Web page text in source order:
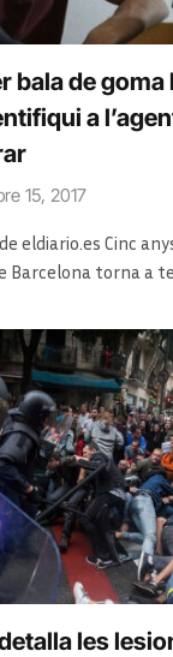
bala de goma
a
15, 2017
eldiario.es Cinc
Barcelona torna a
les